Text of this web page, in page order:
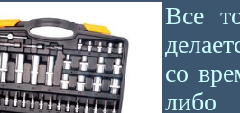
Все
со
либо